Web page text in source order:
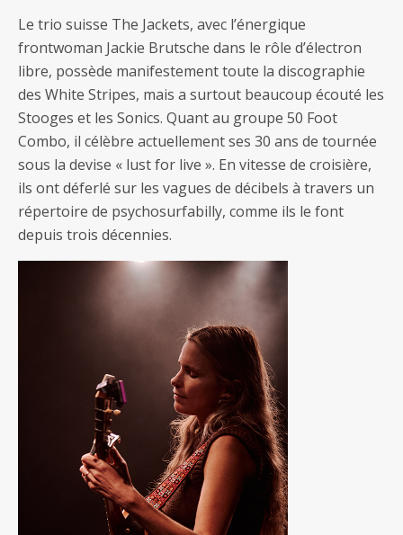
Le trio suisse The Jackets, avec l’énergique
frontwoman Jackie Brutsche dans le rôle d’électron
libre, possède manifestement toute la discographie
des White Stripes, mais a surtout beaucoup écouté les
Stooges et les Sonics. Quant au groupe 50 Foot
Combo, il célèbre actuellement ses 30 ans de tournée
sous la devise « lust for live ». En vitesse de croisière,
ils ont déferlé sur les vagues de décibels à travers un
répertoire de psychosurfabilly, comme ils le font
depuis trois décennies.